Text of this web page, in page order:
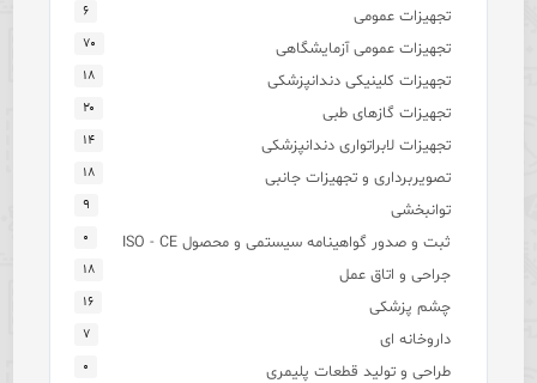
تجهیزات عمومی ۶
تجهیزات عمومی آزمایشگاهی ۷۰
تجهیزات کلینیکی دندانپزشکی ۱۸
تجهیزات گازهای طبی ۲۰
تجهیزات لابراتواری دندانپزشکی ۱۴
تصویربرداری و تجهیزات جانبی ۱۸
توانبخشی ۹
ثبت و صدور گواهینامه سیستمی و محصول ISO - CE ۰
جراحی و اتاق عمل ۱۸
چشم پزشکی ۱۶
داروخانه ای ۷
طراحی و تولید قطعات پلیمری ۰